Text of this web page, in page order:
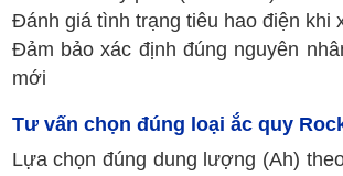
Đánh giá tình trạng tiêu hao điện khi
Đảm bảo xác định đúng nguyên
mới
Tư vấn chọn đúng loại ắc quy
Lựa chọn đúng dung lượng (Ah)